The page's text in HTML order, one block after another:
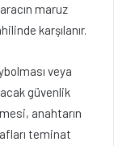
maruz
karşılanır.
veya
güvenlik
anahtarın
teminat